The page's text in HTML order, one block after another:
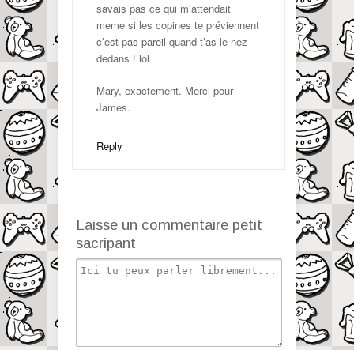
savais pas ce qui m’attendait
meme si les copines te préviennent
c’est pas pareil quand t’as le nez
dedans ! lol
Mary, exactement. Merci pour
James.
Reply
Laisse un commentaire petit
sacripant